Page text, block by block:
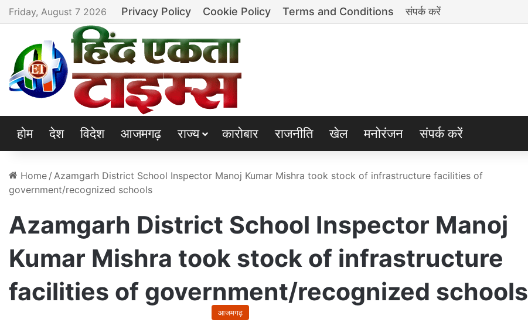
Friday, August 7 2026 Privacy Policy Cookie Policy Terms and Conditions संपर्क करें
होम देश विदेश आजमगढ़ राज्य कारोबार राजनीति खेल मनोरंजन संपर्क करें
Home / Azamgarh District School Inspector Manoj Kumar Mishra took stock of infrastructure facilities of
government/recognized schools
Azamgarh District School Inspector Manoj
Kumar Mishra took stock of infrastructure
facilities of government/recognized schools
आजमगढ़